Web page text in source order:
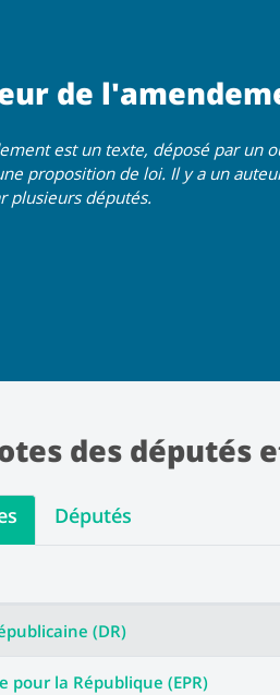
de
est un texte, déposé par un
proposition de loi. Il y a un
plusieurs députés.
des députés
Députés
(DR)
pour la République (EPR)